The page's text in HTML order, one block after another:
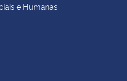
e Humanas